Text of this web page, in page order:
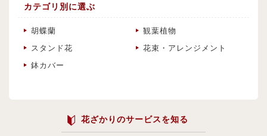
カテゴリ別に選ぶ
胡蝶蘭
観葉植物
スタンド花
花束・アレンジメント
鉢カバー
花ざかりのサービスを知る